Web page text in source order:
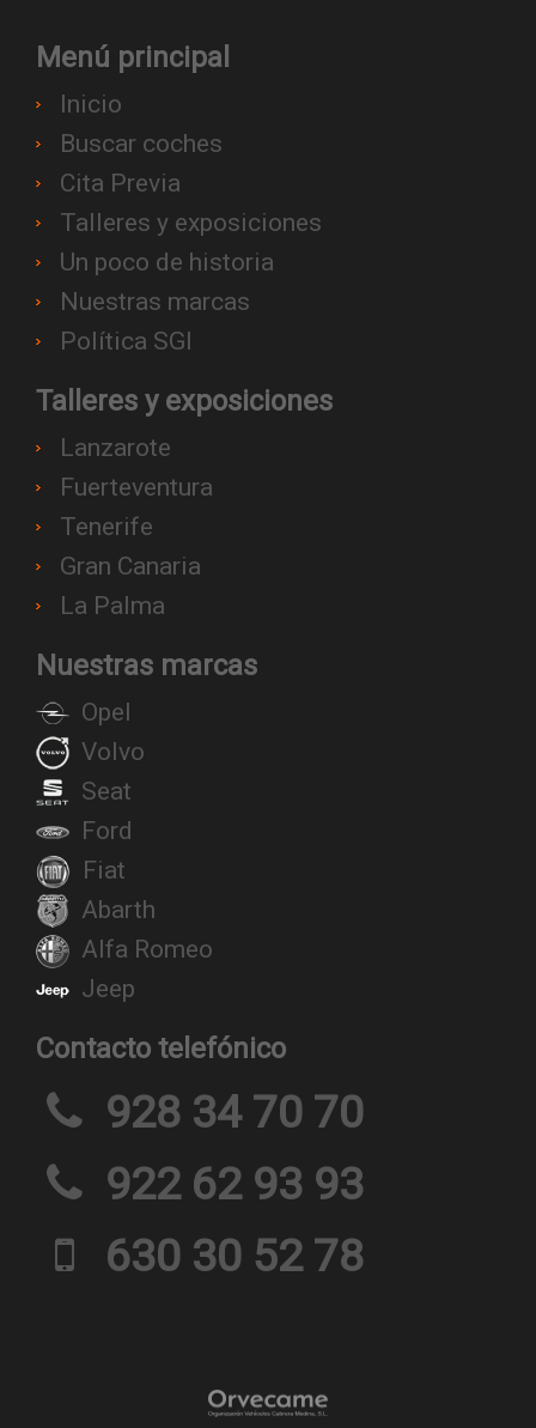
Menú principal
Inicio
Buscar coches
Cita Previa
Talleres y exposiciones
Un poco de historia
Nuestras marcas
Política SGI
Talleres y exposiciones
Lanzarote
Fuerteventura
Tenerife
Gran Canaria
La Palma
Nuestras marcas
Opel
Volvo
Seat
Ford
Fiat
Abarth
Alfa Romeo
Jeep
Contacto telefónico
928 34 70 70
922 62 93 93
630 30 52 78